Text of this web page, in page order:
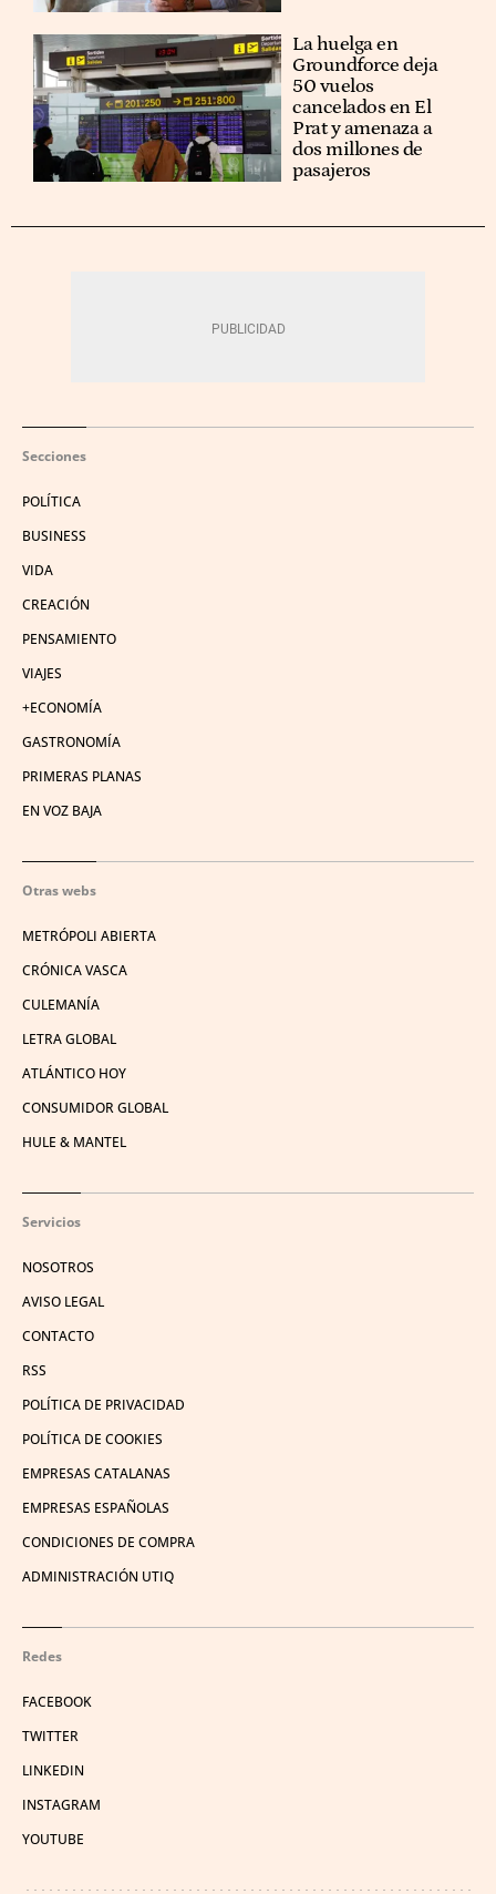
La huelga en
Groundforce deja
50 vuelos
cancelados en El
Prat y amenaza a
dos millones de
pasajeros
Secciones
POLÍTICA
BUSINESS
VIDA
CREACIÓN
PENSAMIENTO
VIAJES
+ECONOMÍA
GASTRONOMÍA
PRIMERAS PLANAS
EN VOZ BAJA
Otras webs
METRÓPOLI ABIERTA
CRÓNICA VASCA
CULEMANÍA
LETRA GLOBAL
ATLÁNTICO HOY
CONSUMIDOR GLOBAL
HULE & MANTEL
Servicios
NOSOTROS
AVISO LEGAL
CONTACTO
RSS
POLÍTICA DE PRIVACIDAD
POLÍTICA DE COOKIES
EMPRESAS CATALANAS
EMPRESAS ESPAÑOLAS
CONDICIONES DE COMPRA
ADMINISTRACIÓN UTIQ
Redes
FACEBOOK
TWITTER
LINKEDIN
INSTAGRAM
YOUTUBE